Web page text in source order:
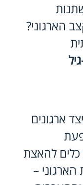
הארגוני?
ארגונים
כלים להאצת
–